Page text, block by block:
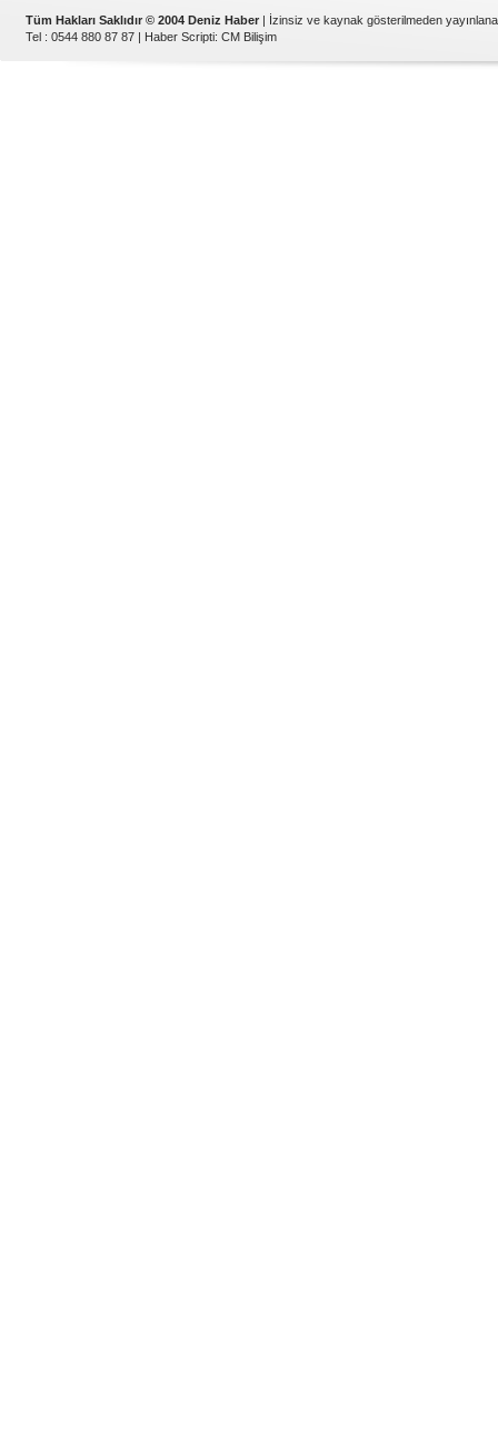
Tüm Hakları Saklıdır © 2004 Deniz Haber | İzinsiz ve kaynak gösterilmeden
Tel : 0544 880 87 87 | Haber Scripti: CM Bilişim